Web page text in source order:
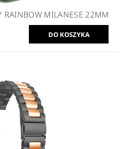
RAINBOW MILANESE 22MM